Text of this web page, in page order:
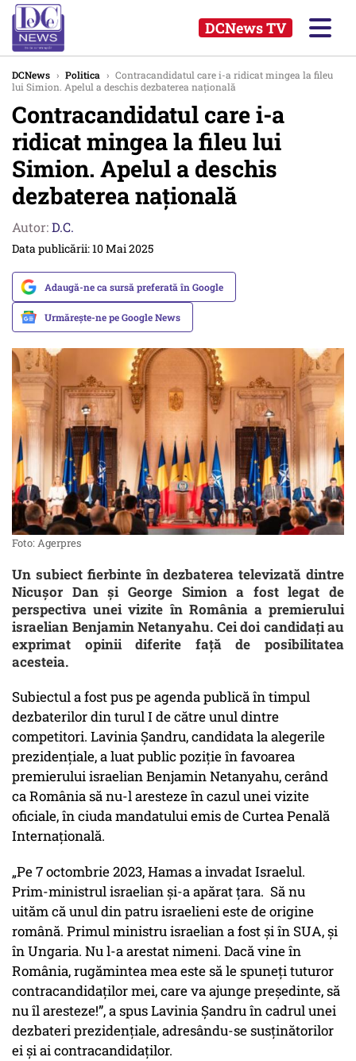
DCNews TV
DCNews › Politica › Contracandidatul care i-a ridicat mingea la fileu
lui Simion. Apelul a deschis dezbaterea națională
Contracandidatul care i-a
ridicat mingea la fileu lui
Simion. Apelul a deschis
dezbaterea națională
Autor:D.C.
Data publicării: 10 Mai 2025
Adaugă-ne ca sursă preferată în Google
Urmărește-ne pe Google News
Foto: Agerpres
Un subiect fierbinte în dezbaterea televizată dintre
Nicușor Dan și George Simion a fost legat de
perspectiva unei vizite în România a premierului
israelian Benjamin Netanyahu. Cei doi candidați au
exprimat opinii diferite față de posibilitatea
acesteia.
Subiectul a fost pus pe agenda publică în timpul
dezbaterilor din turul I de către unul dintre
competitori. Lavinia Șandru, candidata la alegerile
prezidențiale, a luat public poziție în favoarea
premierului israelian Benjamin Netanyahu, cerând
ca România să nu-l aresteze în cazul unei vizite
oficiale, în ciuda mandatului emis de Curtea Penală
Internațională.
„Pe 7 octombrie 2023, Hamas a invadat Israelul.
Prim-ministrul israelian și-a apărat țara. Să nu
uităm că unul din patru israelieni este de origine
română. Primul ministru israelian a fost și în SUA, și
în Ungaria. Nu l-a arestat nimeni. Dacă vine în
România, rugămintea mea este să le spuneți tuturor
contracandidaților mei, care va ajunge președinte, să
nu îl aresteze!”, a spus Lavinia Șandru în cadrul unei
dezbateri prezidențiale, adresându-se susținătorilor
ei și ai contracandidaților.